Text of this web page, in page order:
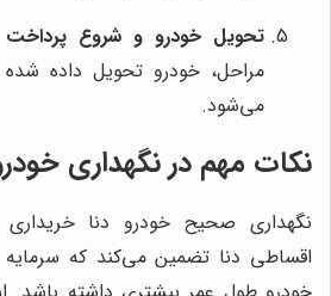
تحویل خودرو و شروع پرداخت
مراحل، خودرو تحویل داده
می‌شود.
نکات مهم در نگهداری
نگهداری صحیح خودرو دنا
اقساطی دنا تضمین می‌کند که سرمایه